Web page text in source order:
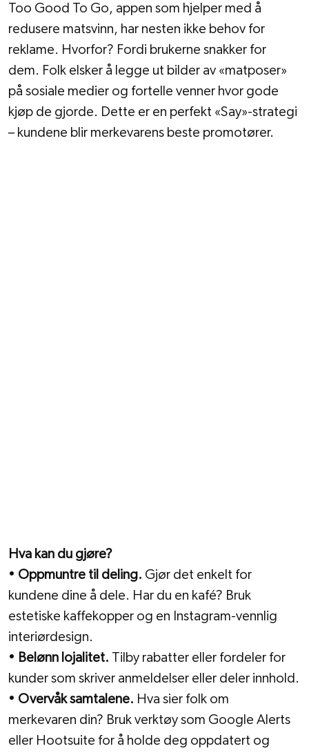
Too Good To Go, appen som hjelper med å
redusere matsvinn, har nesten ikke behov for
reklame. Hvorfor? Fordi brukerne snakker for
dem. Folk elsker å legge ut bilder av «matposer»
på sosiale medier og fortelle venner hvor gode
kjøp de gjorde. Dette er en perfekt «Say»-strategi
– kundene blir merkevarens beste promotører.
Hva kan du gjøre?
• Oppmuntre til deling. Gjør det enkelt for
kundene dine å dele. Har du en kafé? Bruk
estetiske kaffekopper og en Instagram-vennlig
interiørdesign.
• Belønn lojalitet. Tilby rabatter eller fordeler for
kunder som skriver anmeldelser eller deler innhold.
• Overvåk samtalene. Hva sier folk om
merkevaren din? Bruk verktøy som Google Alerts
eller Hootsuite for å holde deg oppdatert og